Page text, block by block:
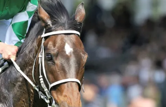
Moderní pětiboj
Motorsport
Olympijské hry
Parasport
Plavání
Triatlon
Veslování
Vodní slalom
Volejbal
Ostatní